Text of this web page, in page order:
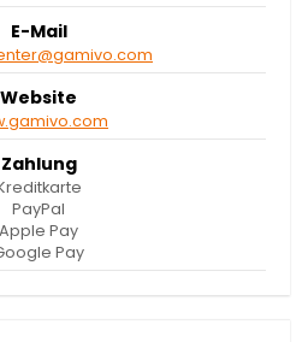
E-Mail
Website
Zahlung
PayPal
Apple Pay
Pay